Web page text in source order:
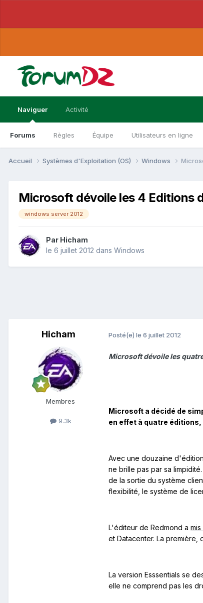
Naviguer
Forums Règles Équipe Utilisateurs en ligne
Activité
Accueil Systèmes d'Exploitation (OS) Windows
Microsoft dévoile les 4 Editions
windows server 2012
Par Hicham
le 6 juillet 2012 dans Windows
Hicham
Membres
9.3k
Posté(e) le 6 juillet 2012
Microsoft dévoile les
Microsoft a décidé de
en effet à quatre
Avec une douzaine
ne brille pas par sa
de la sortie du système
flexibilité, le système de
L'éditeur de Redmond a
et Datacenter. La
La version Esssentials se
elle ne comprend pas les